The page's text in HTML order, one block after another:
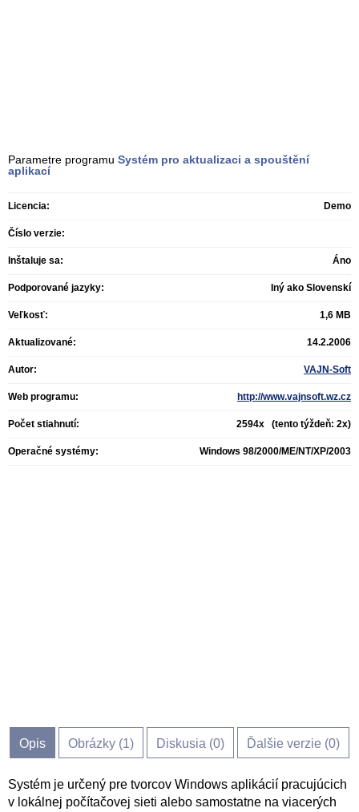
Parametre programu Systém pro aktualizaci a spouštění
aplikací
Licencia: Demo
Číslo verzie:
Inštaluje sa: Áno
Podporované jazyky: Iný ako Slovenskí
Veľkosť: 1,6 MB
Aktualizované: 14.2.2006
Autor: VAJN-Soft
Web programu: http://www.vajnsoft.wz.cz
Počet stiahnutí: 2594x (tento týždeň: 2x)
Operačné systémy: Windows 98/2000/ME/NT/XP/2003
Opis Obrázky (1) Diskusia (0) Ďalšie verzie (0)
Systém je určený pre tvorcov Windows aplikácií pracujúcich
v lokálnej počítačovej sieti alebo samostatne na viacerých